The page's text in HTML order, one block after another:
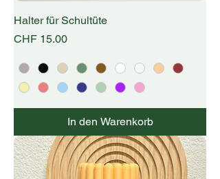
Halter für Schultüte
Preis
CHF 15.00
In den Warenkorb